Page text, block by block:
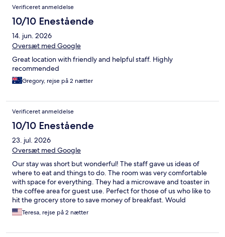
Verificeret anmeldelse
10/10 Enestående
14. jun. 2026
Oversæt med Google
Great location with friendly and helpful staff. Highly
recommended
Gregory, rejse på 2 nætter
Verificeret anmeldelse
10/10 Enestående
23. jul. 2026
Oversæt med Google
Our stay was short but wonderful! The staff gave us ideas of
where to eat and things to do. The room was very comfortable
with space for everything. They had a microwave and toaster in
the coffee area for guest use. Perfect for those of us who like to
hit the grocery store to save money of breakfast. Would
defiantly suggest this hotel for your visit for Yellowstone, sit and
enjoy the beautiful mountains from the front steps.
Teresa, rejse på 2 nætter